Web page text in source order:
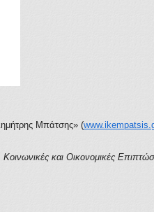
Μπάτσης» (
και Οικονομικές